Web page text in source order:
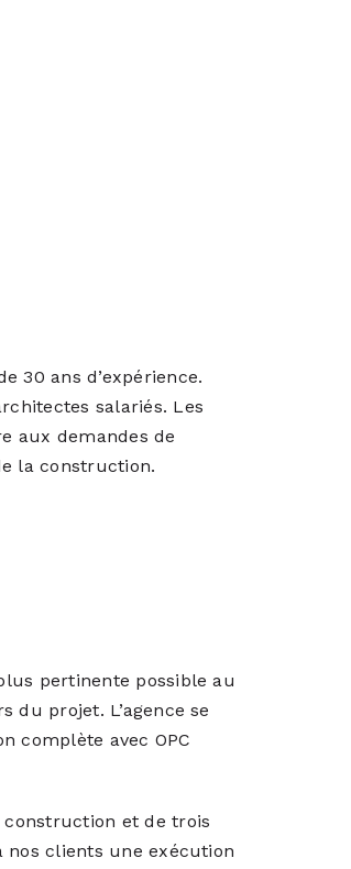
30 ans d’expérience.
salariés. Les
aux demandes de
la construction.
pertinente possible au
projet. L’agence se
complète avec OPC
construction et de trois
clients une exécution